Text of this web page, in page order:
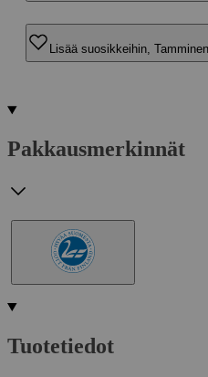
Lisää suosikkeihin,
Pakkausmerkinnät
Tuotetiedot